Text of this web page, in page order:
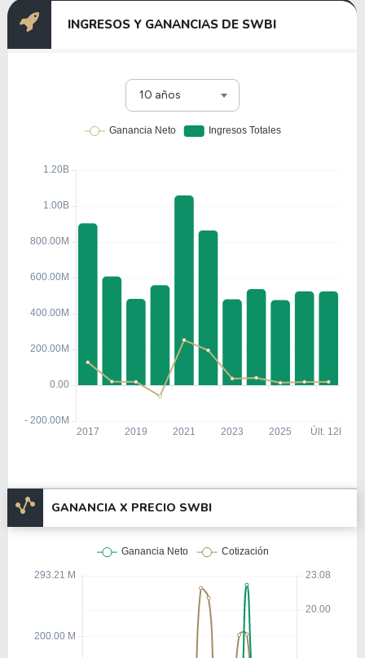
INGRESOS Y GANANCIAS DE SWBI
10 años
GANANCIA X PRECIO SWBI